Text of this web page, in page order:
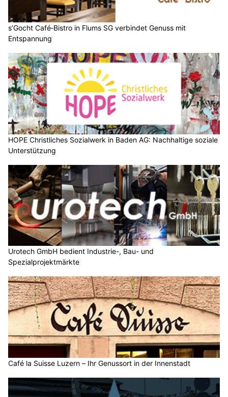
s’Gocht Café‑Bistro in Flums SG verbindet Genuss mit
Entspannung
HOPE Christliches Sozialwerk in Baden AG: Nachhaltige soziale
Unterstützung
Urotech GmbH bedient Industrie-, Bau- und
Spezialprojektmärkte
Café la Suisse Luzern – Ihr Genussort in der Innenstadt